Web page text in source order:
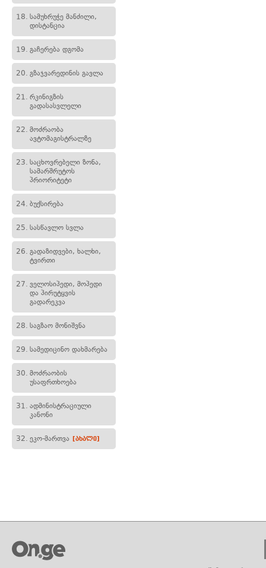
18. სამუხრუჭე მანძილი,
დისტანცია
19. გაჩერება დგომა
20. გზაჯვარედინის გავლა
21. რკინიგზის
გადასასვლელი
22. მოძრაობა
ავტომაგისტრალზე
23. საცხოვრებელი ზონა,
სამარშრუტოს
პრიორიტეტი
24. ბუქსირება
25. სასწავლო სვლა
26. გადაზიდვები, ხალხი,
ტვირთი
27. ველოსიპედი, მოპედი
და პირუტყვის
გადარეკვა
28. საგზაო მონიშვნა
29. სამედიცინო დახმარება
30. მოძრაობის
უსაფრთხოება
31. ადმინისტრაციული
კანონი
32. ეკო-მართვა [ახალი]